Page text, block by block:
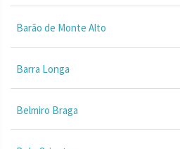
Barão de Monte Alto
Barra Longa
Belmiro Braga